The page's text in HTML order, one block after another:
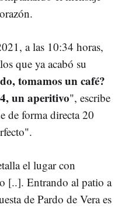
a las 10:34 horas,
que ya acabó su
tomamos un café?
un aperitivo", escribe
de forma directa 20
el lugar con
[..]. Entrando al patio a
de Pardo de Vera es